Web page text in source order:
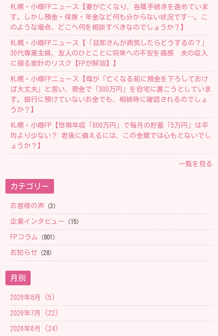
札幌・小樽FPニュース【妻が亡くなり、各種手続きを進めていま
す。しかし預金・保険・年金など何も分からない状況です…。こ
のような場合、どこへ何を相談すべきなのでしょうか？】
札幌・小樽FPニュース【「旦那さんが病気したらどうするの？」
30代専業主婦、友人のひとことに将来への不安を痛感 夫の収入
に頼る家計のリスク【FPが解説】】
札幌・小樽FPニュース【母が「亡くなる前に預金を下ろしておけ
ば大丈夫」と言い、現金で「300万円」を自宅に置こうとしていま
す。銀行に預けていないお金でも、相続時に確認されるのでしょ
うか？】
札幌・小樽FP【 世帯年収「600万円」で毎月の貯蓄「5万円」は平
均より少ない？ 老後に備えるには、この金額では心もとないでし
ょうか？】
一覧を見る
カテゴリー
お客様の声 （3）
企業インタビュー （15）
FPコラム （801）
お知らせ （28）
月別
2026年8月 (5)
2026年7月 (22)
2026年6月 (24)